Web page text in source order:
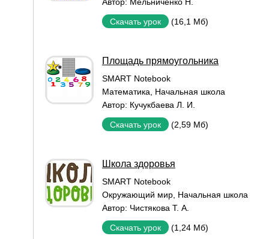
Скачать урок (16,1 Мб)
Площадь прямоугольника
SMART Notebook
Математика
Начальная школа
Автор: Кучукбаева Л. И.
Скачать урок (2,59 Мб)
Школа здоровья
SMART Notebook
Окружающий мир Начальная школа
Автор: Чистякова Т. А.
Скачать урок (1,24 Мб)